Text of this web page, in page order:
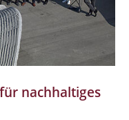
nachhaltiges